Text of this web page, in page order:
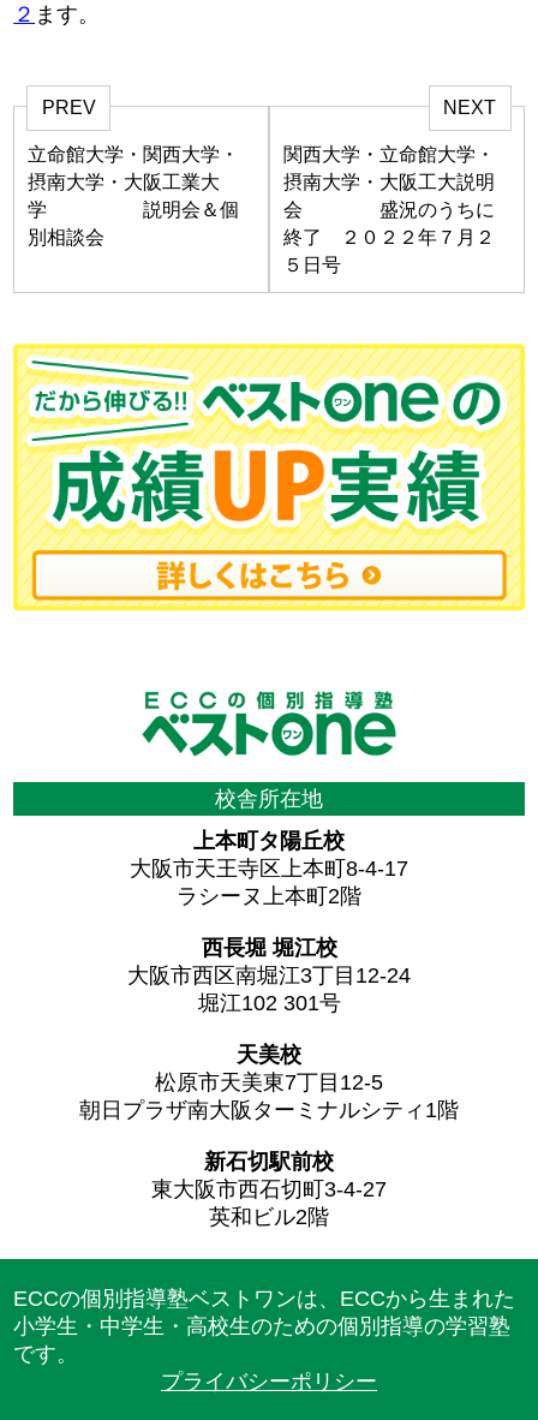
２ ます。
PREV
立命館大学・関西大学・
摂南大学・大阪工業大
学 説明会＆個
別相談会
NEXT
関西大学・立命館大学・
摂南大学・大阪工大説明
会 盛況のうちに
終了 ２０２２年７月２
５日号
校舎所在地
上本町タ陽丘校
大阪市天王寺区上本町8-4-17
ラシーヌ上本町2階
西長堀 堀江校
大阪市西区南堀江3丁目12-24
堀江102 301号
天美校
松原市天美東7丁目12-5
朝日プラザ南大阪ターミナルシティ1階
新石切駅前校
東大阪市西石切町3-4-27
英和ビル2階
ECCの個別指導塾ベストワンは、ECCから生まれた
小学生・中学生・高校生のための個別指導の学習塾
です。
プライバシーポリシー